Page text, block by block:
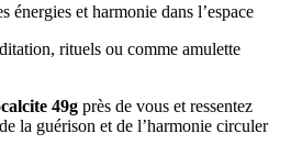
énergies et harmonie dans l’espace
rituels ou comme amulette
49g près de vous et ressentez
la guérison et de l’harmonie circuler